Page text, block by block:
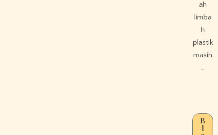
ah
limba
h
plastik
masih
…
B
l